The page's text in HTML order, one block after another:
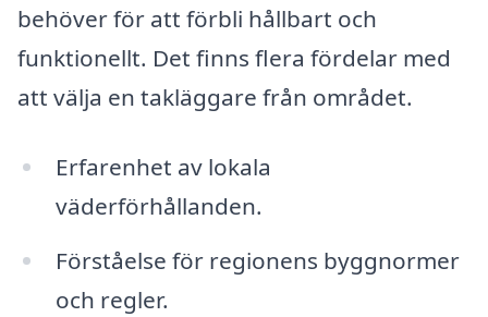
behöver för att förbli hållbart och
funktionellt. Det finns flera fördelar med
att välja en takläggare från området.
Erfarenhet av lokala
väderförhållanden.
Förståelse för regionens byggnormer
och regler.